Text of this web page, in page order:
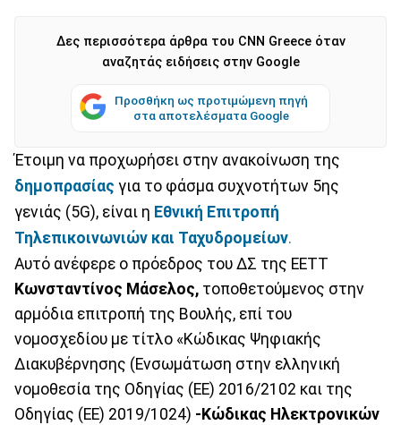
Δες περισσότερα άρθρα του CNN Greece όταν
αναζητάς ειδήσεις στην Google
Προσθήκη ως προτιμώμενη πηγή
στα αποτελέσματα Google
Έτοιμη να προχωρήσει στην ανακοίνωση της
δημοπρασίας για το φάσμα συχνοτήτων 5ης
γενιάς (5G), είναι η Εθνική Επιτροπή
Τηλεπικοινωνιών και Ταχυδρομείων.
Αυτό ανέφερε ο πρόεδρος του ΔΣ της ΕΕΤΤ
Κωνσταντίνος Μάσελος, τοποθετούμενος στην
αρμόδια επιτροπή της Βουλής, επί του
νομοσχεδίου με τίτλο «Κώδικας Ψηφιακής
Διακυβέρνησης (Ενσωμάτωση στην ελληνική
νομοθεσία της Οδηγίας (ΕΕ) 2016/2102 και της
Οδηγίας (ΕΕ) 2019/1024) -Κώδικας Ηλεκτρονικών